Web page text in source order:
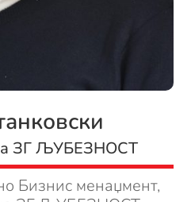
ЗГ ЉУБЕЗНОСТ
Бизнис менаџмент,